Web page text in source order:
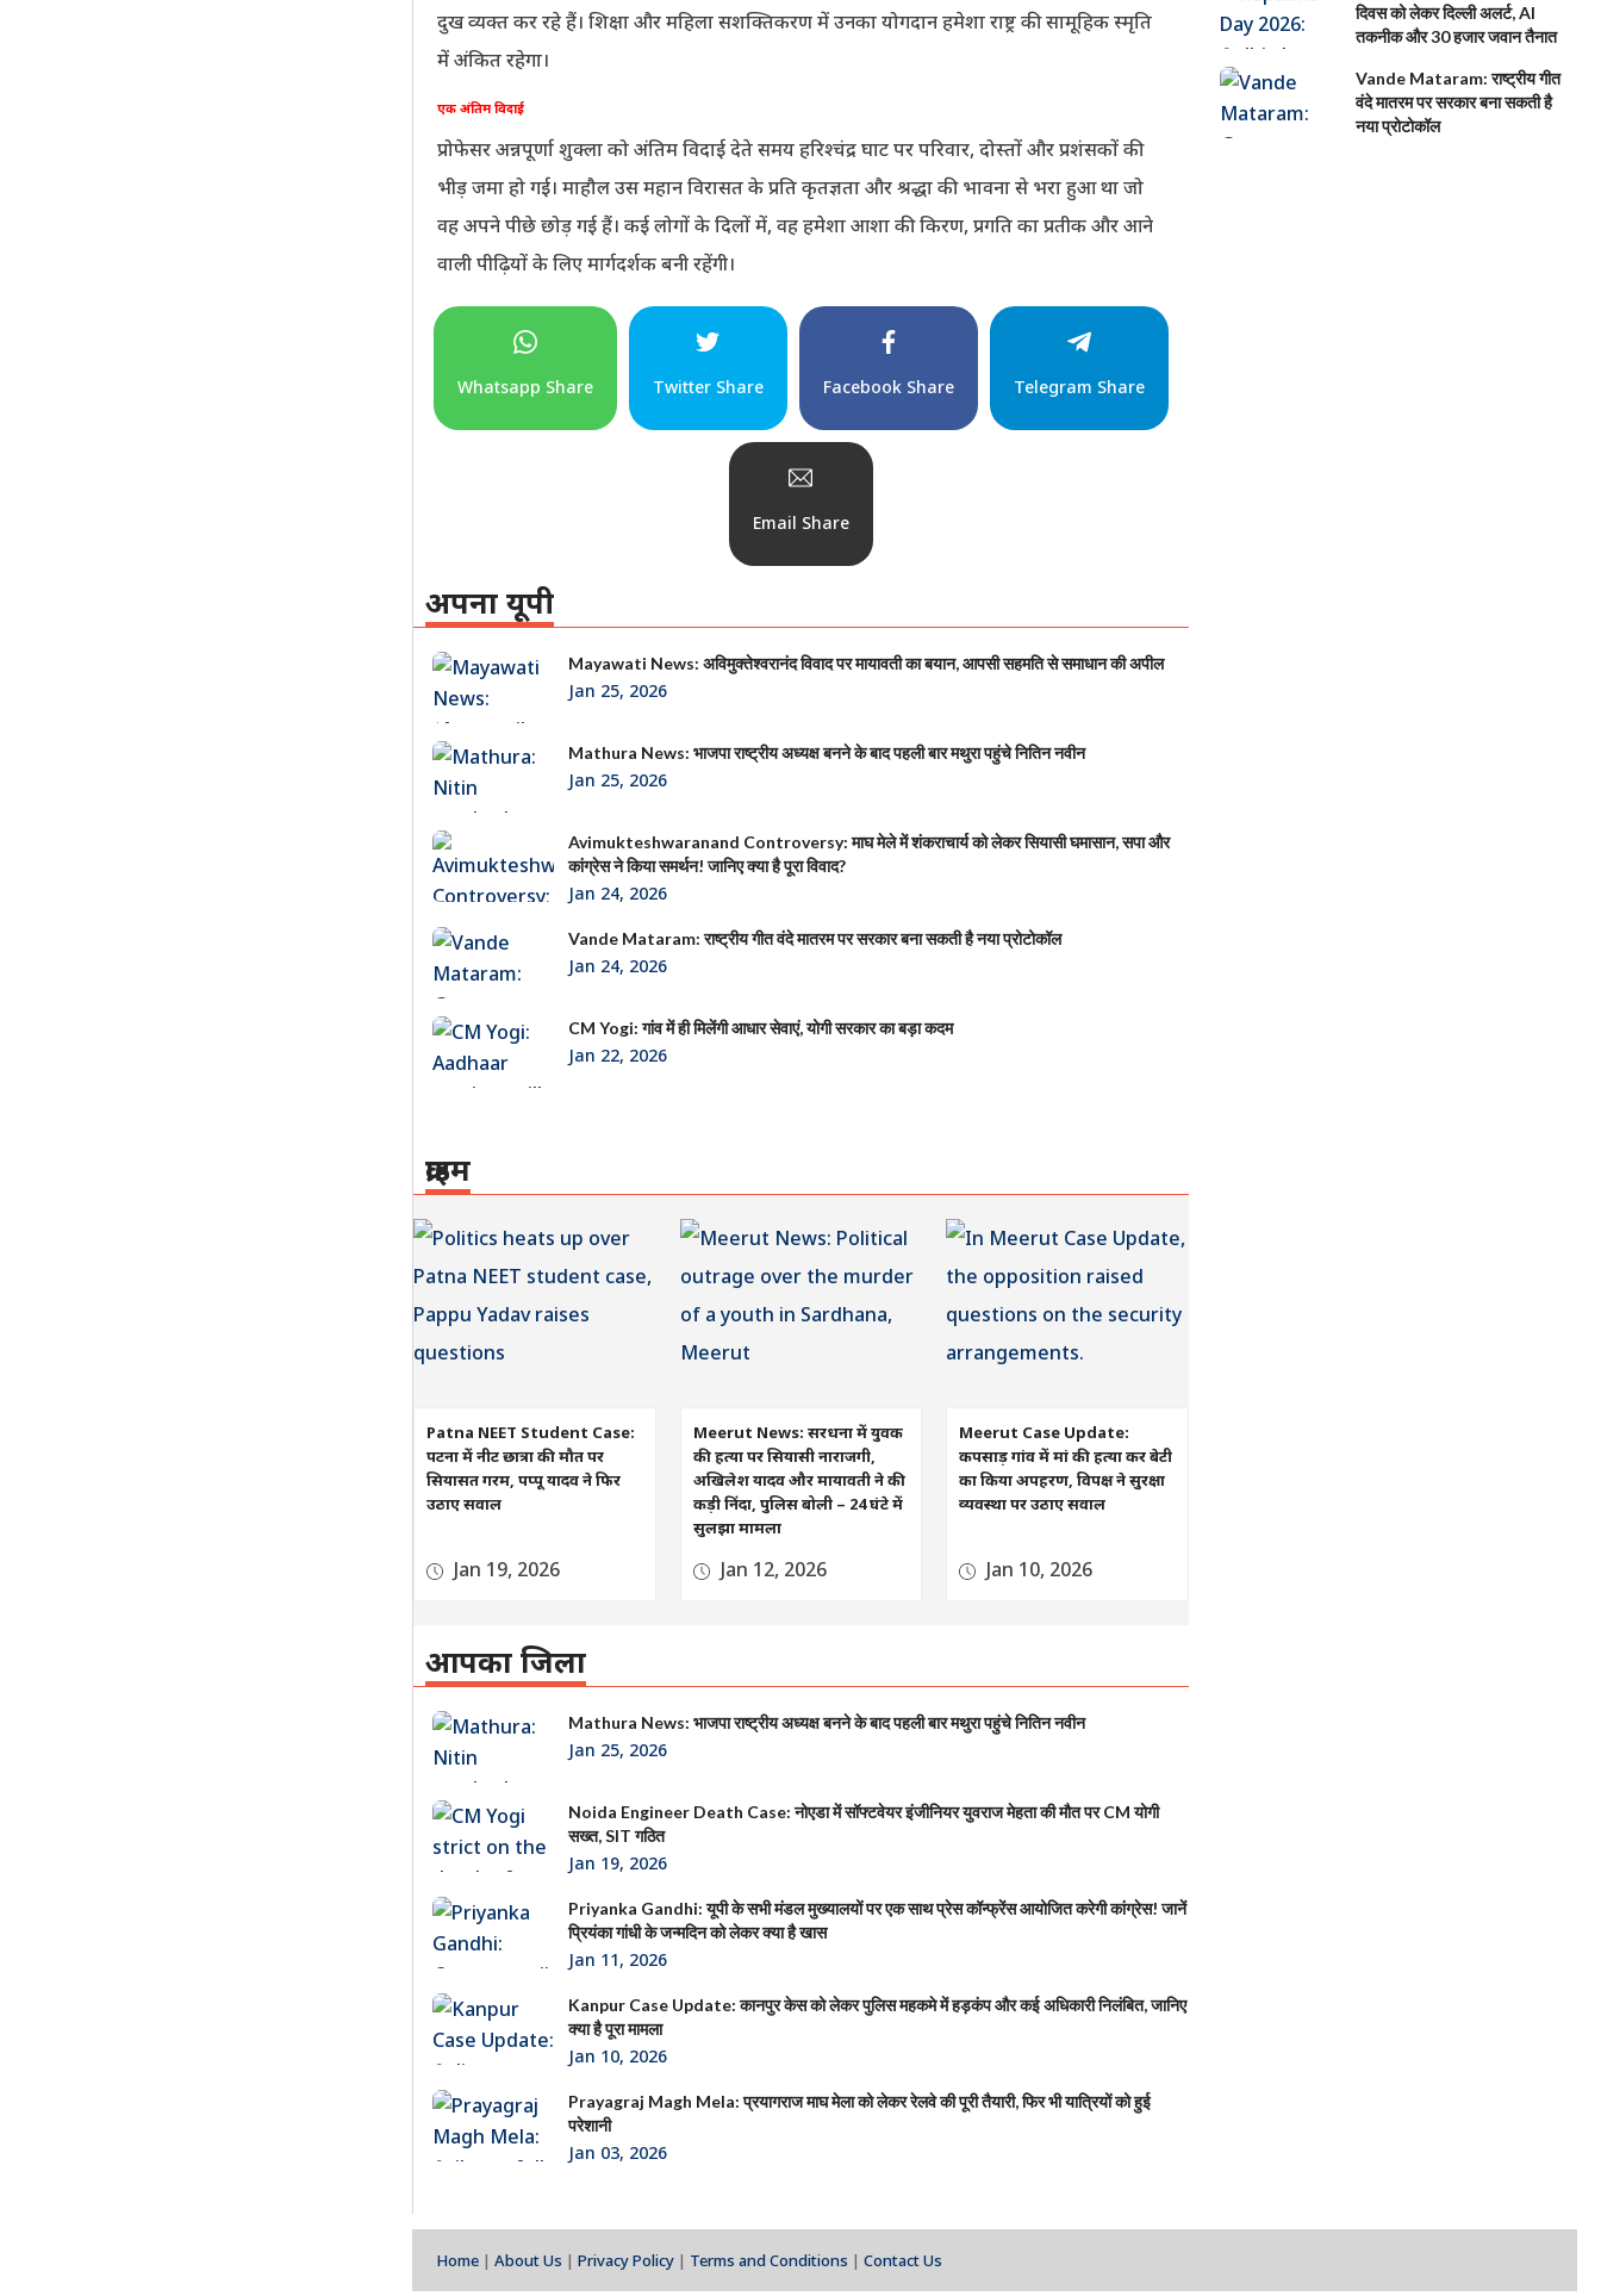
दुख व्यक्त कर रहे हैं। शिक्षा और महिला सशक्तिकरण में उनका योगदान हमेशा राष्ट्र की सामूहिक स्मृति
में अंकित रहेगा।
एक अंतिम विदाई
प्रोफेसर अन्नपूर्णा शुक्ला को अंतिम विदाई देते समय हरिश्चंद्र घाट पर परिवार, दोस्तों और प्रशंसकों की
भीड़ जमा हो गई। माहौल उस महान विरासत के प्रति कृतज्ञता और श्रद्धा की भावना से भरा हुआ था जो
वह अपने पीछे छोड़ गई हैं। कई लोगों के दिलों में, वह हमेशा आशा की किरण, प्रगति का प्रतीक और आने
वाली पीढ़ियों के लिए मार्गदर्शक बनी रहेंगी।
Whatsapp Share Twitter Share Facebook Share Telegram Share
Email Share
अपना यूपी
Mayawati News: अविमुक्तेश्वरानंद विवाद पर मायावती का बयान, आपसी सहमति से समाधान की अपील
Jan 25, 2026
Mathura News: भाजपा राष्ट्रीय अध्यक्ष बनने के बाद पहली बार मथुरा पहुंचे नितिन नवीन
Jan 25, 2026
Avimukteshwaranand Controversy: माघ मेले में शंकराचार्य को लेकर सियासी घमासान, सपा और
कांग्रेस ने किया समर्थन! जानिए क्या है पूरा विवाद?
Jan 24, 2026
Vande Mataram: राष्ट्रीय गीत वंदे मातरम पर सरकार बना सकती है नया प्रोटोकॉल
Jan 24, 2026
CM Yogi: गांव में ही मिलेंगी आधार सेवाएं, योगी सरकार का बड़ा कदम
Jan 22, 2026
क्राइम
Patna NEET Student Case:
पटना में नीट छात्रा की मौत पर
सियासत गरम, पप्पू यादव ने फिर
उठाए सवाल
Jan 19, 2026
Meerut News: सरधना में युवक
की हत्या पर सियासी नाराजगी,
अखिलेश यादव और मायावती ने की
कड़ी निंदा, पुलिस बोली – 24 घंटे में
सुलझा मामला
Jan 12, 2026
Meerut Case Update:
कपसाड़ गांव में मां की हत्या कर बेटी
का किया अपहरण, विपक्ष ने सुरक्षा
व्यवस्था पर उठाए सवाल
Jan 10, 2026
आपका जिला
Mathura News: भाजपा राष्ट्रीय अध्यक्ष बनने के बाद पहली बार मथुरा पहुंचे नितिन नवीन
Jan 25, 2026
Noida Engineer Death Case: नोएडा में सॉफ्टवेयर इंजीनियर युवराज मेहता की मौत पर CM योगी
सख्त, SIT गठित
Jan 19, 2026
Priyanka Gandhi: यूपी के सभी मंडल मुख्यालयों पर एक साथ प्रेस कॉन्फ्रेंस आयोजित करेगी कांग्रेस! जानें
प्रियंका गांधी के जन्मदिन को लेकर क्या है खास
Jan 11, 2026
Kanpur Case Update: कानपुर केस को लेकर पुलिस महकमे में हड़कंप और कई अधिकारी निलंबित, जानिए
क्या है पूरा मामला
Jan 10, 2026
Prayagraj Magh Mela: प्रयागराज माघ मेला को लेकर रेलवे की पूरी तैयारी, फिर भी यात्रियों को हुई
परेशानी
Jan 03, 2026
दिवस को लेकर दिल्ली अलर्ट, AI
तकनीक और 30 हजार जवान तैनात
Vande Mataram: राष्ट्रीय गीत
वंदे मातरम पर सरकार बना सकती है
नया प्रोटोकॉल
Home |About Us |Privacy Policy | Terms and Conditions |Contact Us